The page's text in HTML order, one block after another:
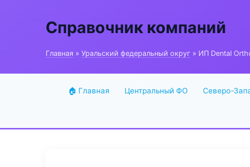
Справочник компаний
Главная » Уральский федеральный округ » ИП Dental
🏠 Главная Центральный ФО Северо-